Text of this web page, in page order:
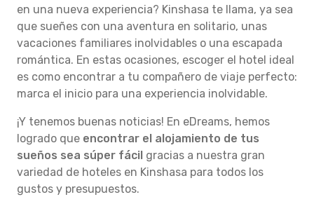
en una nueva experiencia? Kinshasa te llama, ya sea
que sueñes con una aventura en solitario, unas
vacaciones familiares inolvidables o una escapada
romántica. En estas ocasiones, escoger el hotel ideal
es como encontrar a tu compañero de viaje perfecto:
marca el inicio para una experiencia inolvidable.
¡Y tenemos buenas noticias! En eDreams, hemos
logrado que encontrar el alojamiento de tus
sueños sea súper fácil gracias a nuestra gran
variedad de hoteles en Kinshasa para todos los
gustos y presupuestos.